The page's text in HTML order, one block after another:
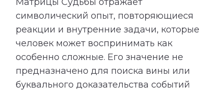
символический опыт, повторяющиеся
реакции и внутренние задачи, которые
человек может воспринимать как
особенно сложные. Его значение не
предназначено для поиска вины или
буквального доказательства событий